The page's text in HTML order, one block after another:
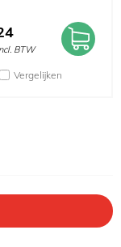
BTW
Vergelijken